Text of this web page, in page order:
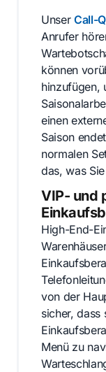
UnserCall-
Anrufer
können
hinzufügen,
einen
Saison
normalen
das, was
VIP- und
High-End-
von der
sicher, dass
Menü zu